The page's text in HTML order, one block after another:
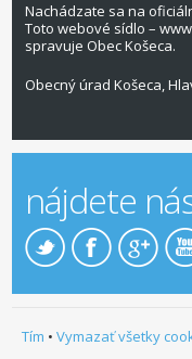
Nachádzate sa na
Toto webové sídlo –
spravuje Obec Košeca.
Obecný úrad Košeca,
nájdete
Tím • Vymazať všetky